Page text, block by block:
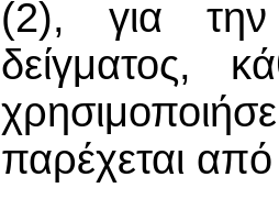
(2), για την
δείγματος,
παρέχεται